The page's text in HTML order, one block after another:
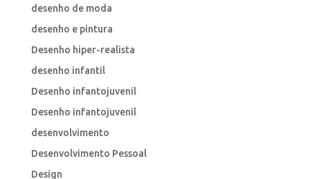
desenho de moda
desenho e pintura
Desenho hiper-realista
desenho infantil
Desenho infantojuvenil
Desenho infantojuvenil
desenvolvimento
Desenvolvimento Pessoal
Design